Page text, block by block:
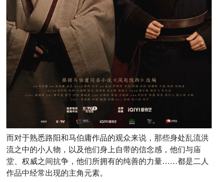
而对于熟悉路阳和马伯庸作品的观众来说，那些身处乱流洪
流之中的小人物，以及他们身上自带的信念感，他们与庙
堂、权威之间抗争，他们所拥有的纯善的力量……都是二人
作品中经常出现的主角元素。